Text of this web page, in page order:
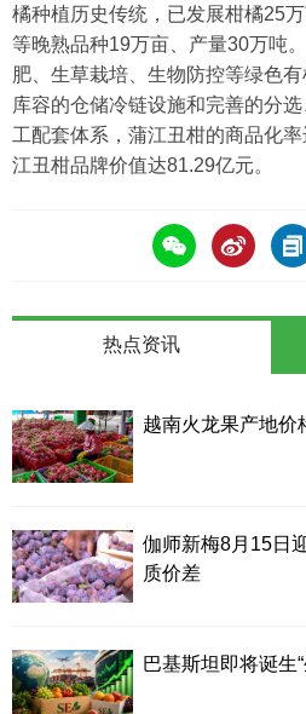
橘种植历史传统，已发展柑橘25
等晚熟品种19万亩、产量30万吨
肥、生草栽培、生物防控等绿色
库容的仓储冷链设施和完善的分
工配套体系，蒲江丑柑的商品化
江丑柑品牌价值达81.29亿元。
热点资讯
越南火龙果产地价
伽师新梅8月15日
质价差
巴基斯坦即将诞生